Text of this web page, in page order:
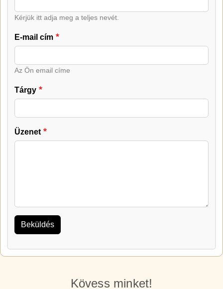
Kérjük itt adja meg a teljes nevét.
E-mail cím
Az Ön email címe
Tárgy
Üzenet
Kövess minket!